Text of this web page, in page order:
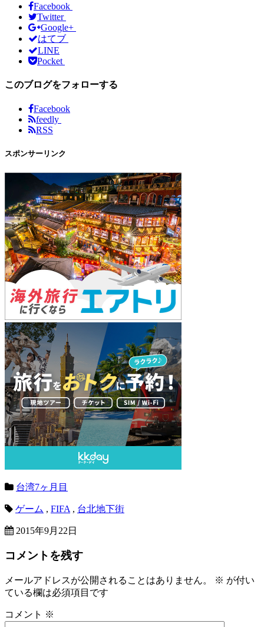
Facebook
Twitter
Google+
はてブ
LINE
Pocket
このブログをフォローする
Facebook
feedly
RSS
スポンサーリンク
台湾7ヶ月目
ゲーム , FIFA , 台北地下街
2015年9月22日
コメントを残す
メールアドレスが公開されることはありません。 ※ が付い
ている欄は必須項目です
コメント ※